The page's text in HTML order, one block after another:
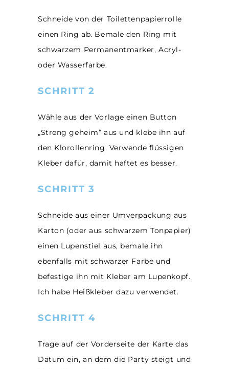
Schneide von der Toilettenpapierrolle
einen Ring ab. Bemale den Ring mit
schwarzem Permanentmarker, Acryl-
oder Wasserfarbe.
SCHRITT 2
Wähle aus der Vorlage einen Button
„Streng geheim“ aus und klebe ihn auf
den Klorollenring. Verwende flüssigen
Kleber dafür, damit haftet es besser.
SCHRITT 3
Schneide aus einer Umverpackung aus
Karton (oder aus schwarzem Tonpapier)
einen Lupenstiel aus, bemale ihn
ebenfalls mit schwarzer Farbe und
befestige ihn mit Kleber am Lupenkopf.
Ich habe Heißkleber dazu verwendet.
SCHRITT 4
Trage auf der Vorderseite der Karte das
Datum ein, an dem die Party steigt und